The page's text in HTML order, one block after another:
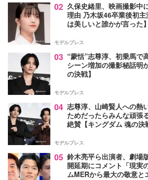
02 久保史緒里、映画撮影中
理由 乃木坂46卒業後初
は美しいと誰かが言った】
モデルプレス
03 “蒙恬”志尊淳、初乗馬で
シーン増加の撮影秘話明
の決戦】
モデルプレス
04 志尊淳、山崎賢人への熱
ためだったらみんな頑張
絶賛【キングダム 魂の決
モデルプレス
05 鈴木亮平ら出演者、劇場
開延期にコメント「現実
ムMERから最大の敬意と